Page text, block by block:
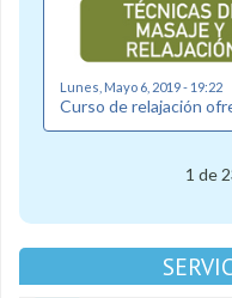
Lunes, Mayo 6, 2019 - 19:22
Curso de relajación
1 de